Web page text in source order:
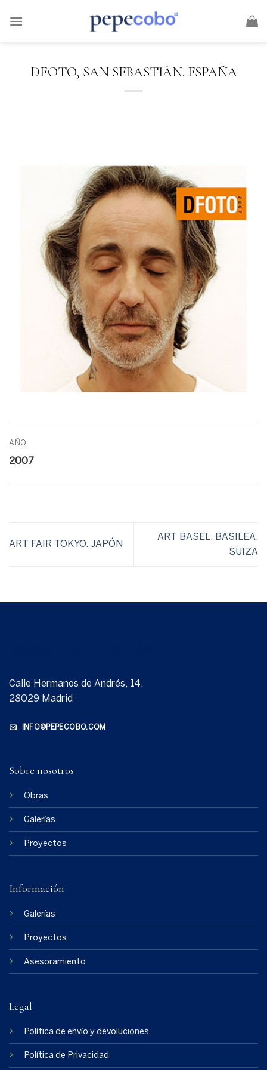
DFOTO, SAN SEBASTIÁN. ESPAÑA
AÑO
2007
ART FAIR TOKYO. JAPÓN
ART BASEL, BASILEA.
SUIZA
Calle Hermanos de Andrés, 14.
28029 Madrid
INFO@PEPECOBO.COM
Sobre nosotros
Obras
Galerías
Proyectos
Información
Galerías
Proyectos
Asesoramiento
Legal
Política de envío y devoluciones
Política de Privacidad